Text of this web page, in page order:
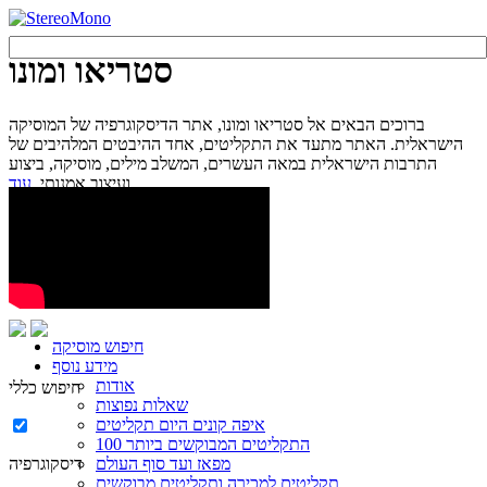
סטריאו ומונו
ברוכים הבאים אל סטריאו ומונו, אתר הדיסקוגרפיה של המוסיקה
הישראלית. האתר מתעד את התקליטים, אחד ההיבטים המלהיבים של
התרבות הישראלית במאה העשרים, המשלב מילים, מוסיקה, ביצוע
ועיצוב אמנותי.עוד...
חיפוש מוסיקה
מידע נוסף
אודות
שאלות נפוצות
איפה קונים היום תקליטים
100 התקליטים המבוקשים ביותר
מפאז ועד סוף העולם
תקליטים למכירה ותקליטים מבוקשים
חיפוש כללי
דיסקוגרפיה